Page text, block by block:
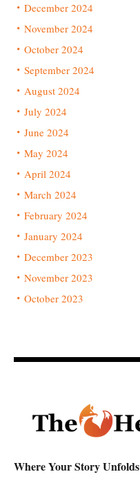
December 2024
November 2024
October 2024
September 2024
August 2024
July 2024
June 2024
May 2024
April 2024
March 2024
February 2024
January 2024
December 2023
November 2023
October 2023
Where Your Story Unfolds